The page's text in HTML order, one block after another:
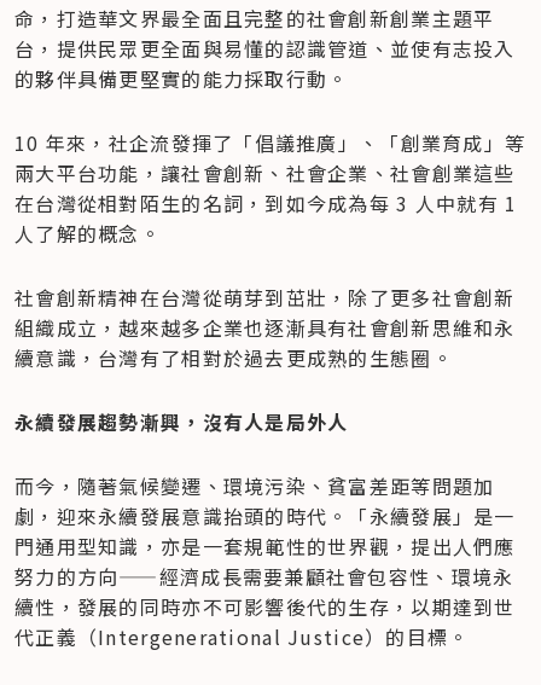
命，打造華文界最全面且完整的社會創新創業主題平
台，提供民眾更全面與易懂的認識管道、並使有志投入
的夥伴具備更堅實的能力採取行動。
10 年來，社企流發揮了「倡議推廣」、「創業育成」等
兩大平台功能，讓社會創新、社會企業、社會創業這些
在台灣從相對陌生的名詞，到如今成為每 3 人中就有 1
人了解的概念。
社會創新精神在台灣從萌芽到茁壯，除了更多社會創新
組織成立，越來越多企業也逐漸具有社會創新思維和永
續意識，台灣有了相對於過去更成熟的生態圈。
永續發展趨勢漸興，沒有人是局外人
而今，隨著氣候變遷、環境污染、貧富差距等問題加
劇，迎來永續發展意識抬頭的時代。「永續發展」是一
門通用型知識，亦是一套規範性的世界觀，提出人們應
努力的方向——經濟成長需要兼顧社會包容性、環境永
續性，發展的同時亦不可影響後代的生存，以期達到世
代正義（Intergenerational Justice）的目標。